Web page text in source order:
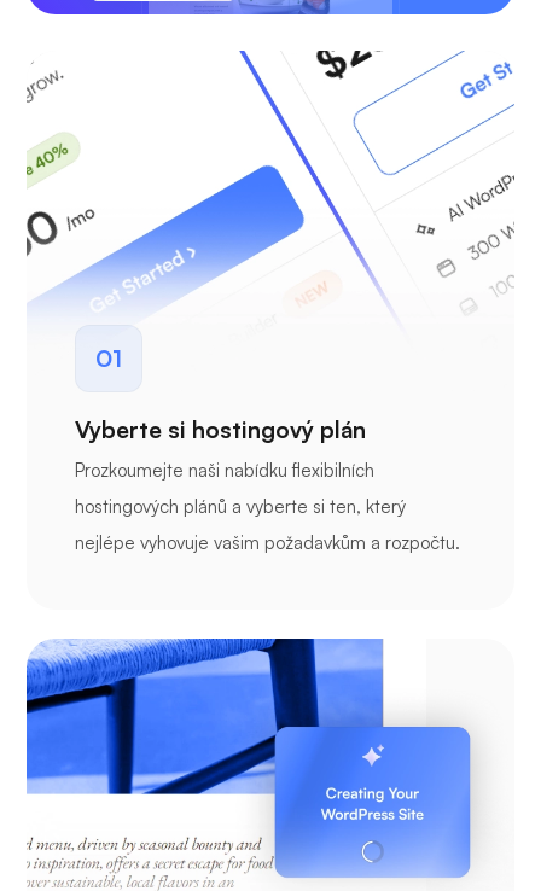
01
Vyberte si hostingový plán
Prozkoumejte naši nabídku flexibilních
hostingových plánů a vyberte si ten, který
nejlépe vyhovuje vašim požadavkům a rozpočtu.